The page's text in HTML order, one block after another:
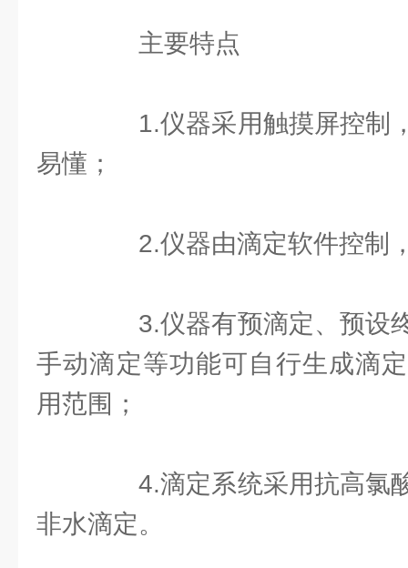
主要特点
1.仪器采用触摸屏控制
易懂；
2.仪器由滴定软件控制
3.仪器有预滴定、预设
手动滴定等功能可自行生成滴
用范围；
4.滴定系统采用抗高氯
非水滴定。